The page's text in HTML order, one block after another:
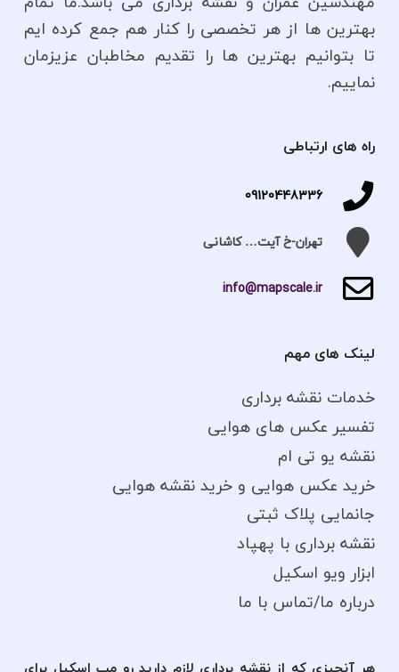
بهترین ها از هر تخصصی را کنار هم جمع کرده ایم
تا بتوانیم بهترین ها را تقدیم مخاطبان عزیزمان
نماییم.
راه های ارتباطی
09120448336
تهران-خ آیت… کاشانی
info@mapscale.ir
لینک های مهم
خدمات نقشه برداری
تفسیر عکس های هوایی
نقشه یو تی ام
خرید عکس هوایی و خرید نقشه هوایی
جانمایی پلاک ثبتی
نقشه برداری با پهپاد
ابزار ویو اسکیل
درباره ما/تماس با ما
هر آنچیزی که از نقشه برداری لازم دارید رو مپ اسکیل برای